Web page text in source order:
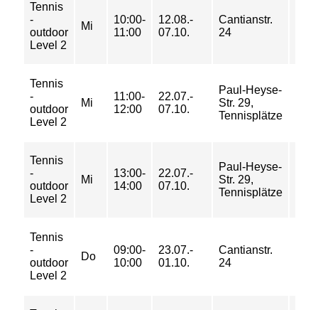
Tennis
-
outdoor
Level 2
Mi
10:00-
11:00
12.08.-
07.10.
Cantianstr.
24
Tennis
-
outdoor
Level 2
Mi
11:00-
12:00
22.07.-
07.10.
Paul-Heyse-
Str. 29,
Tennisplätze
Tennis
-
outdoor
Level 2
Mi
13:00-
14:00
22.07.-
07.10.
Paul-Heyse-
Str. 29,
Tennisplätze
Tennis
-
outdoor
Level 2
Do
09:00-
10:00
23.07.-
01.10.
Cantianstr.
24